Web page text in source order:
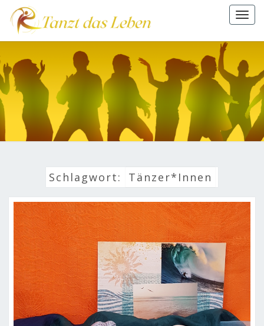
TANZT
DAS
LEBEN
Schlagwort: Tänzer*innen